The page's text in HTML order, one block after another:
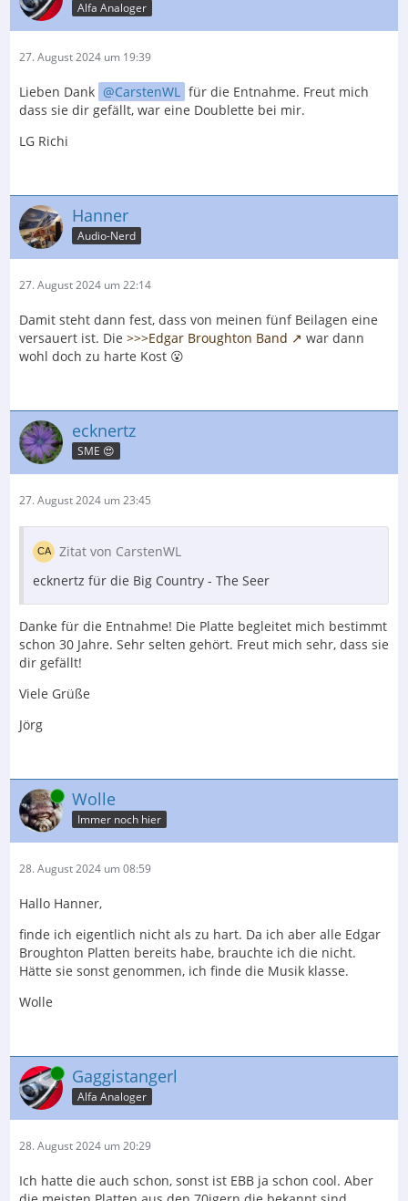
Alfa Analoger
27. August 2024 um 19:39
Lieben Dank CarstenWL
für die Entnahme. Freut mich
dass sie dir gefällt, war eine Doublette bei mir.
LG Richi
Hanner
Audio-Nerd
27. August 2024 um 22:14
Damit steht dann fest, dass von meinen fünf Beilagen eine
versauert ist. Die >>>Edgar Broughton Band
war dann
wohl doch zu harte Kost 😮
ecknertz
SME 😍
27. August 2024 um 23:45
Zitat von CarstenWL
ecknertz für die Big Country - The Seer
Danke für die Entnahme! Die Platte begleitet mich bestimmt
schon 30 Jahre. Sehr selten gehört. Freut mich sehr, dass sie
dir gefällt!
Viele Grüße
Jörg
Online Wolle
Immer noch hier
28. August 2024 um 08:59
Hallo Hanner,
finde ich eigentlich nicht als zu hart. Da ich aber alle Edgar
Broughton Platten bereits habe, brauchte ich die nicht.
Hätte sie sonst genommen, ich finde die Musik klasse.
Wolle
Online Gaggistangerl
Alfa Analoger
28. August 2024 um 20:29
Ich hatte die auch schon, sonst ist EBB ja schon cool. Aber